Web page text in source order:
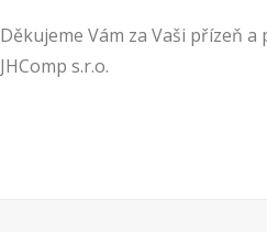
Děkujeme Vám za Vaši přízeň
JHComp s.r.o.